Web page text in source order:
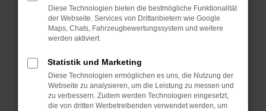
Starte dein Gerät neu.
Das kann manchmal helfen, vorübergehende
Probleme zu beheben.
Betriebssystem auf dem neuesten Stand
sind.
Veraltete Software birgt nicht nur ein
Sicherheitsrisiko, sondern kann auch dazu
Diese Technologien bieten die bestmögliche Funktionalität
der Webseite. Services von Drittanbietern wie Google
Maps, Chats, Fahrzeugbewertungssystem und weitere
werden aktiviert.
Statistik und Marketing
Diese Technologien ermöglichen es uns, die Nutzung der
Webseite zu analysieren, um die Leistung zu messen und
zu verbessern. Zudem werden Technologien eingesetzt,
die von dritten Werbetreibenden verwendet werden, um